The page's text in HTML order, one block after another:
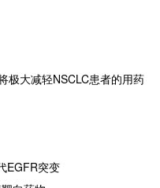
极大减轻NSCLC患者的用药
EGFR突变